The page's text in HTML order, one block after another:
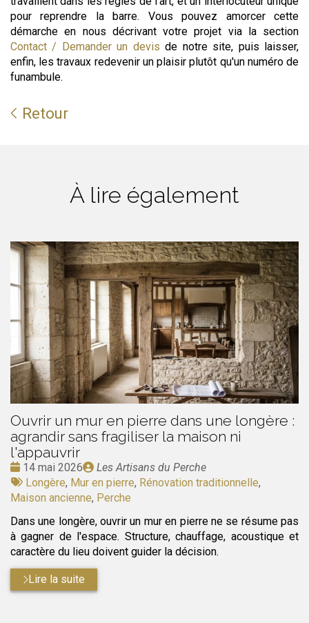
pour reprendre la barre. Vous pouvez amorcer cette
démarche en nous décrivant votre projet via la section
Contact / Demander un devis de notre site, puis laisser,
enfin, les travaux redevenir un plaisir plutôt qu'un numéro de
funambule.
Retour
À lire également
Ouvrir un mur en pierre dans une longère :
agrandir sans fragiliser la maison ni
l'appauvrir
Date
:
14 mai 2026
Publié
par
Les Artisans du Perche
Tags
:
Longère, Mur en pierre, Rénovation traditionnelle,
Maison ancienne, Perche
Dans une longère, ouvrir un mur en pierre ne se résume pas
à gagner de l'espace. Structure, chauffage, acoustique et
caractère du lieu doivent guider la décision.
Lire la suite